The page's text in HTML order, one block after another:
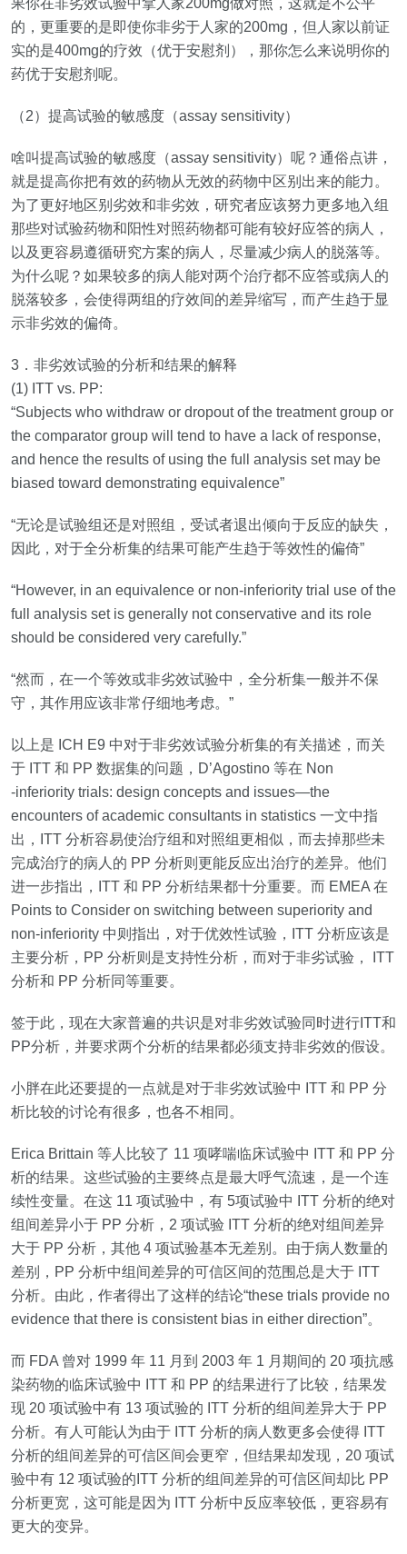
果你在非劣效试验中拿人家200mg做对照，这就是不公平
的，更重要的是即使你非劣于人家的200mg ，但人家以前证
实的是400mg的疗效（优于安慰剂），那你怎么来说明你的
药优于安慰剂呢。
（2）提高试验的敏感度（assay sensitivity）
啥叫提高试验的敏感度（assay sensitivity）呢？通俗点讲，
就是提高你把有效的药物从无效的药物中区别出来的能力。
为了更好地区别劣效和非劣效，研究者应该努力更多地入组
那些对试验药物和阳性对照药物都可能有较好应答的病人，
以及更容易遵循研究方案的病人，尽量减少病人的脱落等。
为什么呢？如果较多的病人能对两个治疗都不应答或病人的
脱落较多，会使得两组的疗效间的差异缩写，而产生趋于显
示非劣效的偏倚。
3 ．非劣效试验的分析和结果的解释
(1) ITT vs. PP:
“Subjects who withdraw or dropout of the treatment group or
the comparator group will tend to have a lack of response,
and hence the results of using the full analysis set may be
biased toward demonstrating equivalence”
“无论是试验组还是对照组，受试者退出倾向于反应的缺失，
因此，对于全分析集的结果可能产生趋于等效性的偏倚”
“However, in an equivalence or non‐inferiority trial use of the
full analysis set is generally not conservative and its role
should be considered very carefully.”
“然而，在一个等效或非劣效试验中，全分析集一般并不保
守，其作用应该非常仔细地考虑。”
以上是 ICH E9 中对于非劣效试验分析集的有关描述，而关
于 ITT 和 PP 数据集的问题， D’Agostino 等在 Non
‐inferiority trials: design concepts and issues—the
encounters of academic consultants in statistics 一文中指
出，
ITT 分析容易使治疗组和对照组更相似，而去掉那些未
完成治疗的病人的 PP 分析则更能反应出治疗的差异。他们
进一步指出，
ITT 和 PP 分析结果都十分重要。而 EMEA 在
Points to Consider on switching between superiority and
non‐inferiority 中则指出，对于优效性试验， ITT 分析应该是
主要分析， PP 分析则是支持性分析，而对于非劣试验，
ITT
分析和 PP 分析同等重要。
签于此，现在大家普遍的共识是对非劣效试验同时进行 ITT和
PP分析，并要求两个分析的结果都必须支持非劣效的假设。
小胖在此还要提的一点就是对于非劣效试验中 ITT 和 PP 分
析比较的讨论有很多，也各不相同。
Erica Brittain 等人比较了 11 项哮喘临床试验中 ITT 和 PP 分
析的结果。这些试验的主要终点是最大呼气流速，是一个连
续性变量。在这 11 项试验中，有 5项试验中 ITT 分析的绝对
组间差异小于 PP 分析， 2 项试验 ITT 分析的绝对组间差异
大于 PP 分析，其他 4 项试验基本无差别。由于病人数量的
差别， PP 分析中组间差异的可信区间的范围总是大于 ITT
分析。由此，作者得出了这样的结论“these trials provide no
evidence that there is consistent bias in either direction”。
而 FDA 曾对 1999 年 11 月到 2003 年 1 月期间的 20 项抗感
染药物的临床试验中 ITT 和 PP 的结果进行了比较，结果发
现 20 项试验中有 13 项试验的 ITT 分析的组间差异大于 PP
分析。有人可能认为由于 ITT 分析的病人数更多会使得 ITT
分析的组间差异的可信区间会更窄，但结果却发现， 20 项试
验中有 12 项试验的 ITT 分析的组间差异的可信区间却比 PP
分析更宽，这可能是因为 ITT 分析中反应率较低，更容易有
更大的变异。